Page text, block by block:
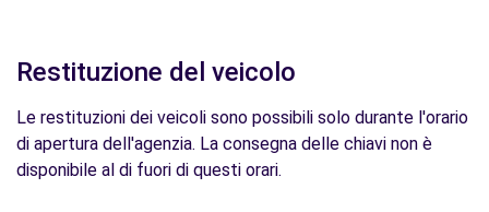
Restituzione del veicolo
Le restituzioni dei veicoli sono possibili solo durante l'orario
di apertura dell'agenzia. La consegna delle chiavi non è
disponibile al di fuori di questi orari.